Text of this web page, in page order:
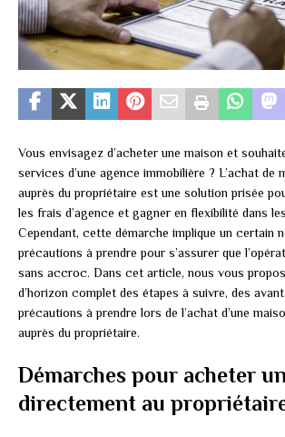
Vous envisagez d’acheter une maison et
services d’une agence immobilière ? L’achat de
auprès du propriétaire est une solution prisée
les frais d’agence et gagner en flexibilité dans
Cependant, cette démarche implique un certain
précautions à prendre pour s’assurer que
sans accroc. Dans cet article, nous vous
d’horizon complet des étapes à suivre, des
précautions à prendre lors de l’achat d’une
auprès du propriétaire.
Démarches pour acheter
directement au